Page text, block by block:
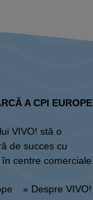
A CPI EUROPE
VIVO! stă o
de succes cu
centre comerciale.
» Despre VIVO!